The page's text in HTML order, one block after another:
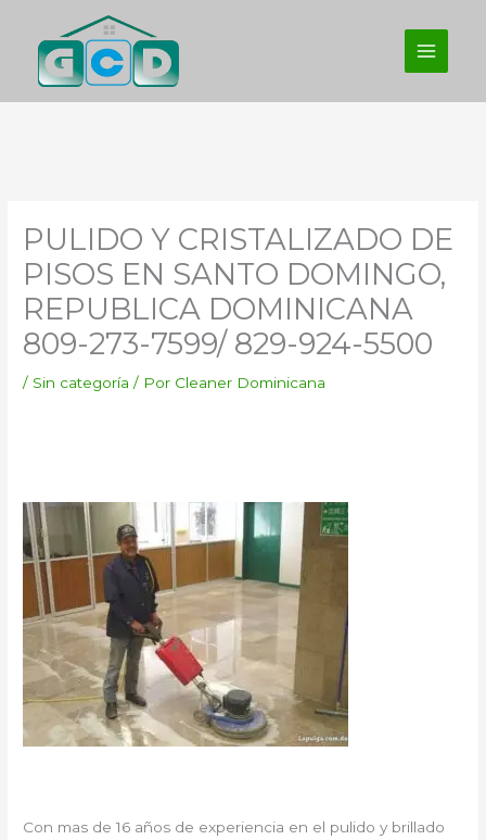
contenido
PULIDO Y CRISTALIZADO DE
PISOS EN SANTO DOMINGO,
REPUBLICA DOMINICANA
809-273-7599/ 829-924-5500
/ Sin categoría / Por Cleaner Dominicana
Con mas de 16 años de experiencia en el pulido y brillado